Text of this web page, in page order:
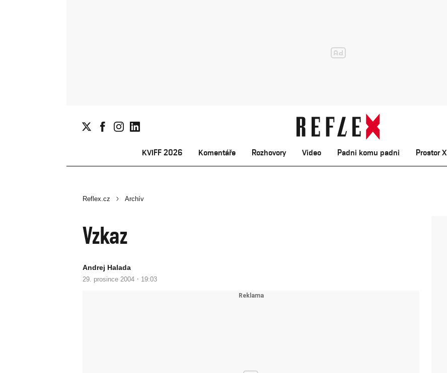
KVIFF 2026 Komentáře Rozhovory Video Padni komu padni Prostor X
Reflex.cz Archív
Vzkaz
Andrej Halada
29. prosince 2004 · 19:03